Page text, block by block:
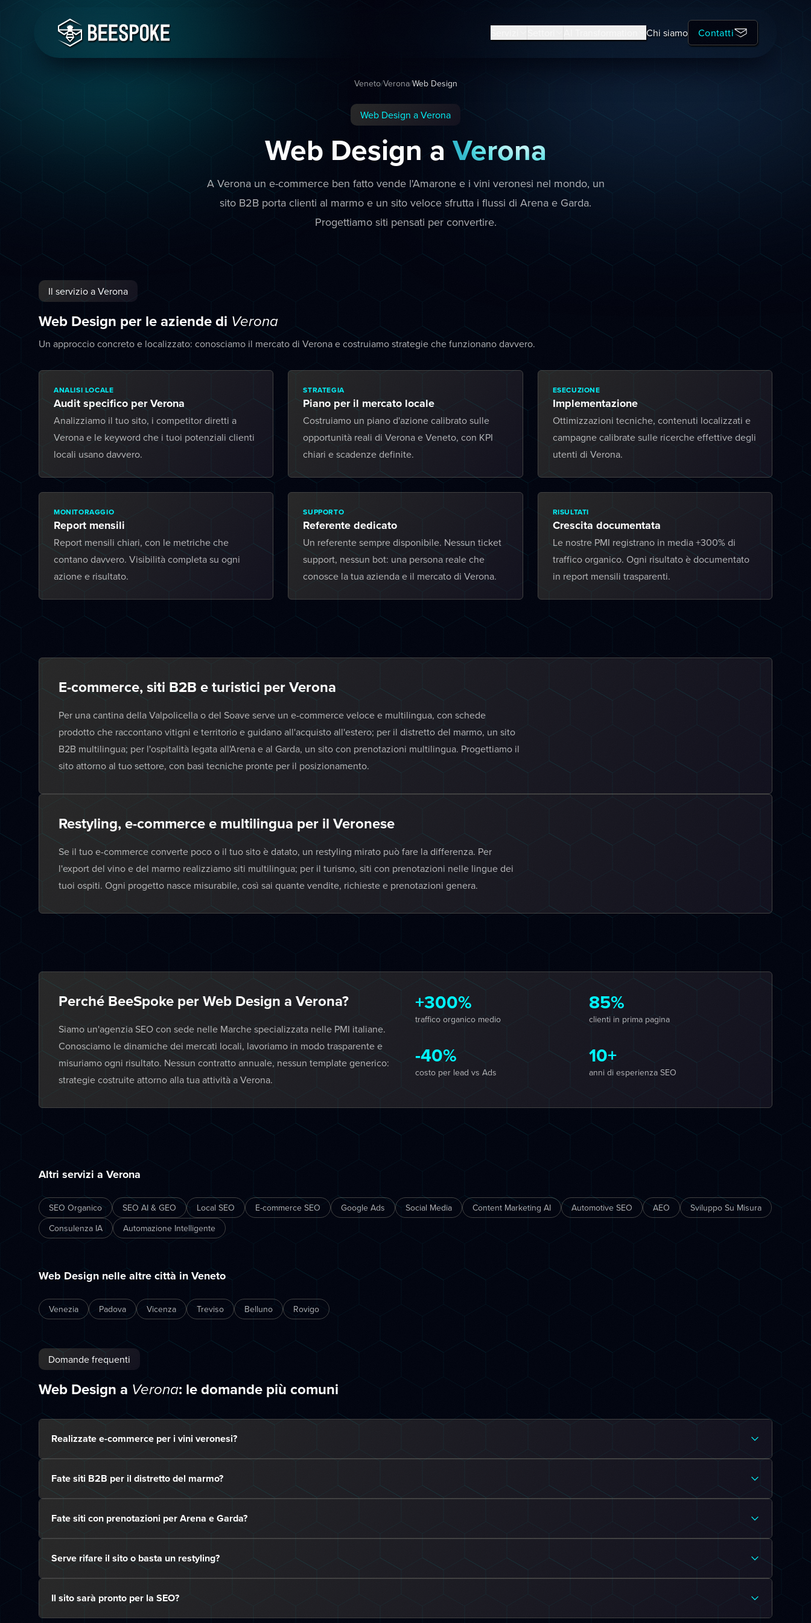
Chi siamo Contatti
Veneto/Verona/Web Design
Web Design a Verona
Web Design a Verona
A Verona un e-commerce ben fatto vende l'Amarone e i vini veronesi nel mondo, un
sito B2B porta clienti al marmo e un sito veloce sfrutta i flussi di Arena e Garda.
Progettiamo siti pensati per convertire.
Il servizio a Verona
Web Design per le aziende di Verona
Un approccio concreto e localizzato: conosciamo il mercato di Verona e costruiamo strategie che funzionano davvero.
ANALISI LOCALE
Audit specifico per Verona
Analizziamo il tuo sito, i competitor diretti a
Verona e le keyword che i tuoi potenziali clienti
locali usano davvero.
STRATEGIA
Piano per il mercato locale
Costruiamo un piano d'azione calibrato sulle
opportunità reali di Verona e Veneto, con KPI
chiari e scadenze definite.
ESECUZIONE
Implementazione
Ottimizzazioni tecniche, contenuti localizzati e
campagne calibrate sulle ricerche effettive degli
utenti di Verona.
MONITORAGGIO
Report mensili
Report mensili chiari, con le metriche che
contano davvero. Visibilità completa su ogni
azione e risultato.
SUPPORTO
Referente dedicato
Un referente sempre disponibile. Nessun ticket
support, nessun bot: una persona reale che
conosce la tua azienda e il mercato di Verona.
RISULTATI
Crescita documentata
Le nostre PMI registrano in media +300% di
traffico organico. Ogni risultato è documentato
in report mensili trasparenti.
E-commerce, siti B2B e turistici per Verona
Per una cantina della Valpolicella o del Soave serve un e-commerce veloce e multilingua, con schede
prodotto che raccontano vitigni e territorio e guidano all'acquisto all'estero; per il distretto del marmo, un sito
B2B multilingua; per l'ospitalità legata all'Arena e al Garda, un sito con prenotazioni multilingua. Progettiamo il
sito attorno al tuo settore, con basi tecniche pronte per il posizionamento.
Restyling, e-commerce e multilingua per il Veronese
Se il tuo e-commerce converte poco o il tuo sito è datato, un restyling mirato può fare la differenza. Per
l'export del vino e del marmo realizziamo siti multilingua; per il turismo, siti con prenotazioni nelle lingue dei
tuoi ospiti. Ogni progetto nasce misurabile, così sai quante vendite, richieste e prenotazioni genera.
Perché BeeSpoke per Web Design a Verona?
Siamo un'agenzia SEO con sede nelle Marche specializzata nelle PMI italiane.
Conosciamo le dinamiche dei mercati locali, lavoriamo in modo trasparente e
misuriamo ogni risultato. Nessun contratto annuale, nessun template generico:
strategie costruite attorno alla tua attività a Verona.
+300%
traffico organico medio
85%
clienti in prima pagina
-40%
costo per lead vs Ads
10+
anni di esperienza SEO
Altri servizi a Verona
SEO Organico SEO AI & GEO Local SEO E-commerce SEO Google Ads Social Media Content Marketing AI Automotive SEO AEO
Sviluppo Su Misura
Consulenza IA
Automazione Intelligente
Web Design nelle altre città in Veneto
Venezia Padova Vicenza Treviso Belluno Rovigo
Domande frequenti
Web Design a Verona: le domande più comuni
Realizzate e-commerce per i vini veronesi?
Fate siti B2B per il distretto del marmo?
Fate siti con prenotazioni per Arena e Garda?
Serve rifare il sito o basta un restyling?
Il sito sarà pronto per la SEO?